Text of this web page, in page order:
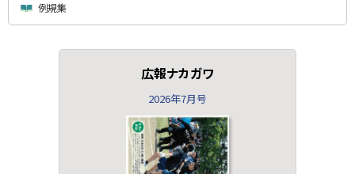
例規集
広報ナカガワ
2026年7月号